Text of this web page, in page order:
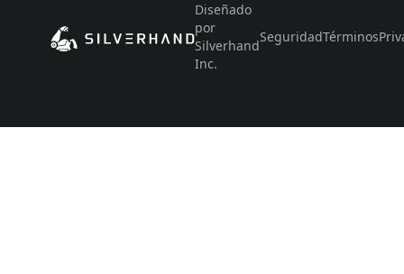
Diseñado
por
Silverhand
Inc.
SeguridadTérminos